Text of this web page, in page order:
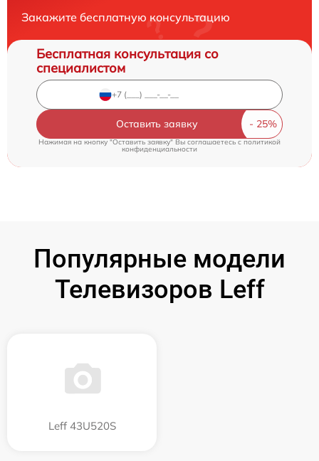
Закажите бесплатную консультацию
Бесплатная консультация со
специалистом
Оставить заявку
Нажимая на кнопку "Оставить заявку" Вы соглашаетесь cполитикой
конфиденциальности
Популярные модели
Телевизоров Leff
Leff 43U520S